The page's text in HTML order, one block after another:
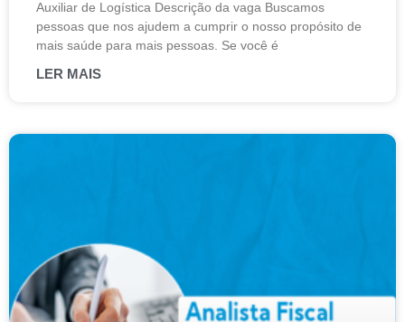
Auxiliar de Logística Descrição da vaga Buscamos
pessoas que nos ajudem a cumprir o nosso propósito de
mais saúde para mais pessoas. Se você é
LER MAIS